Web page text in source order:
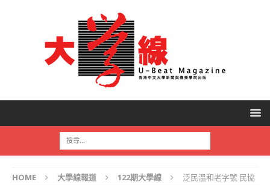
HOME 大學線報道 122期大學線 泛民溫和老字號 民協